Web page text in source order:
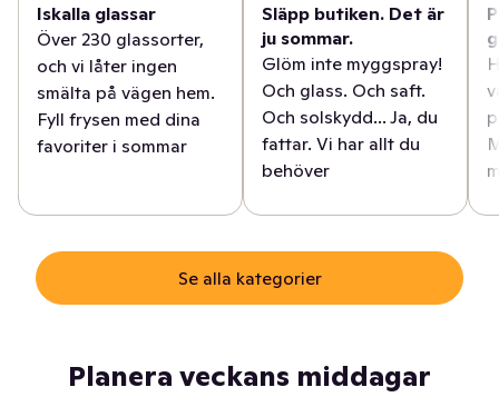
Iskalla glassar
Över 230 glassorter,
och vi låter ingen
smälta på vägen hem.
Fyll frysen med dina
favoriter i sommar
Släpp butiken. Det är
ju sommar.
Glöm inte myggspray!
Och glass. Och saft.
Och solskydd... Ja, du
fattar. Vi har allt du
behöver
Se alla kategorier
Planera veckans middagar